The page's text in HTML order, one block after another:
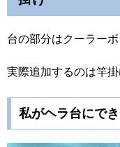
台の部分はクーラー
実際追加するのは竿掛
私がヘラ台にで